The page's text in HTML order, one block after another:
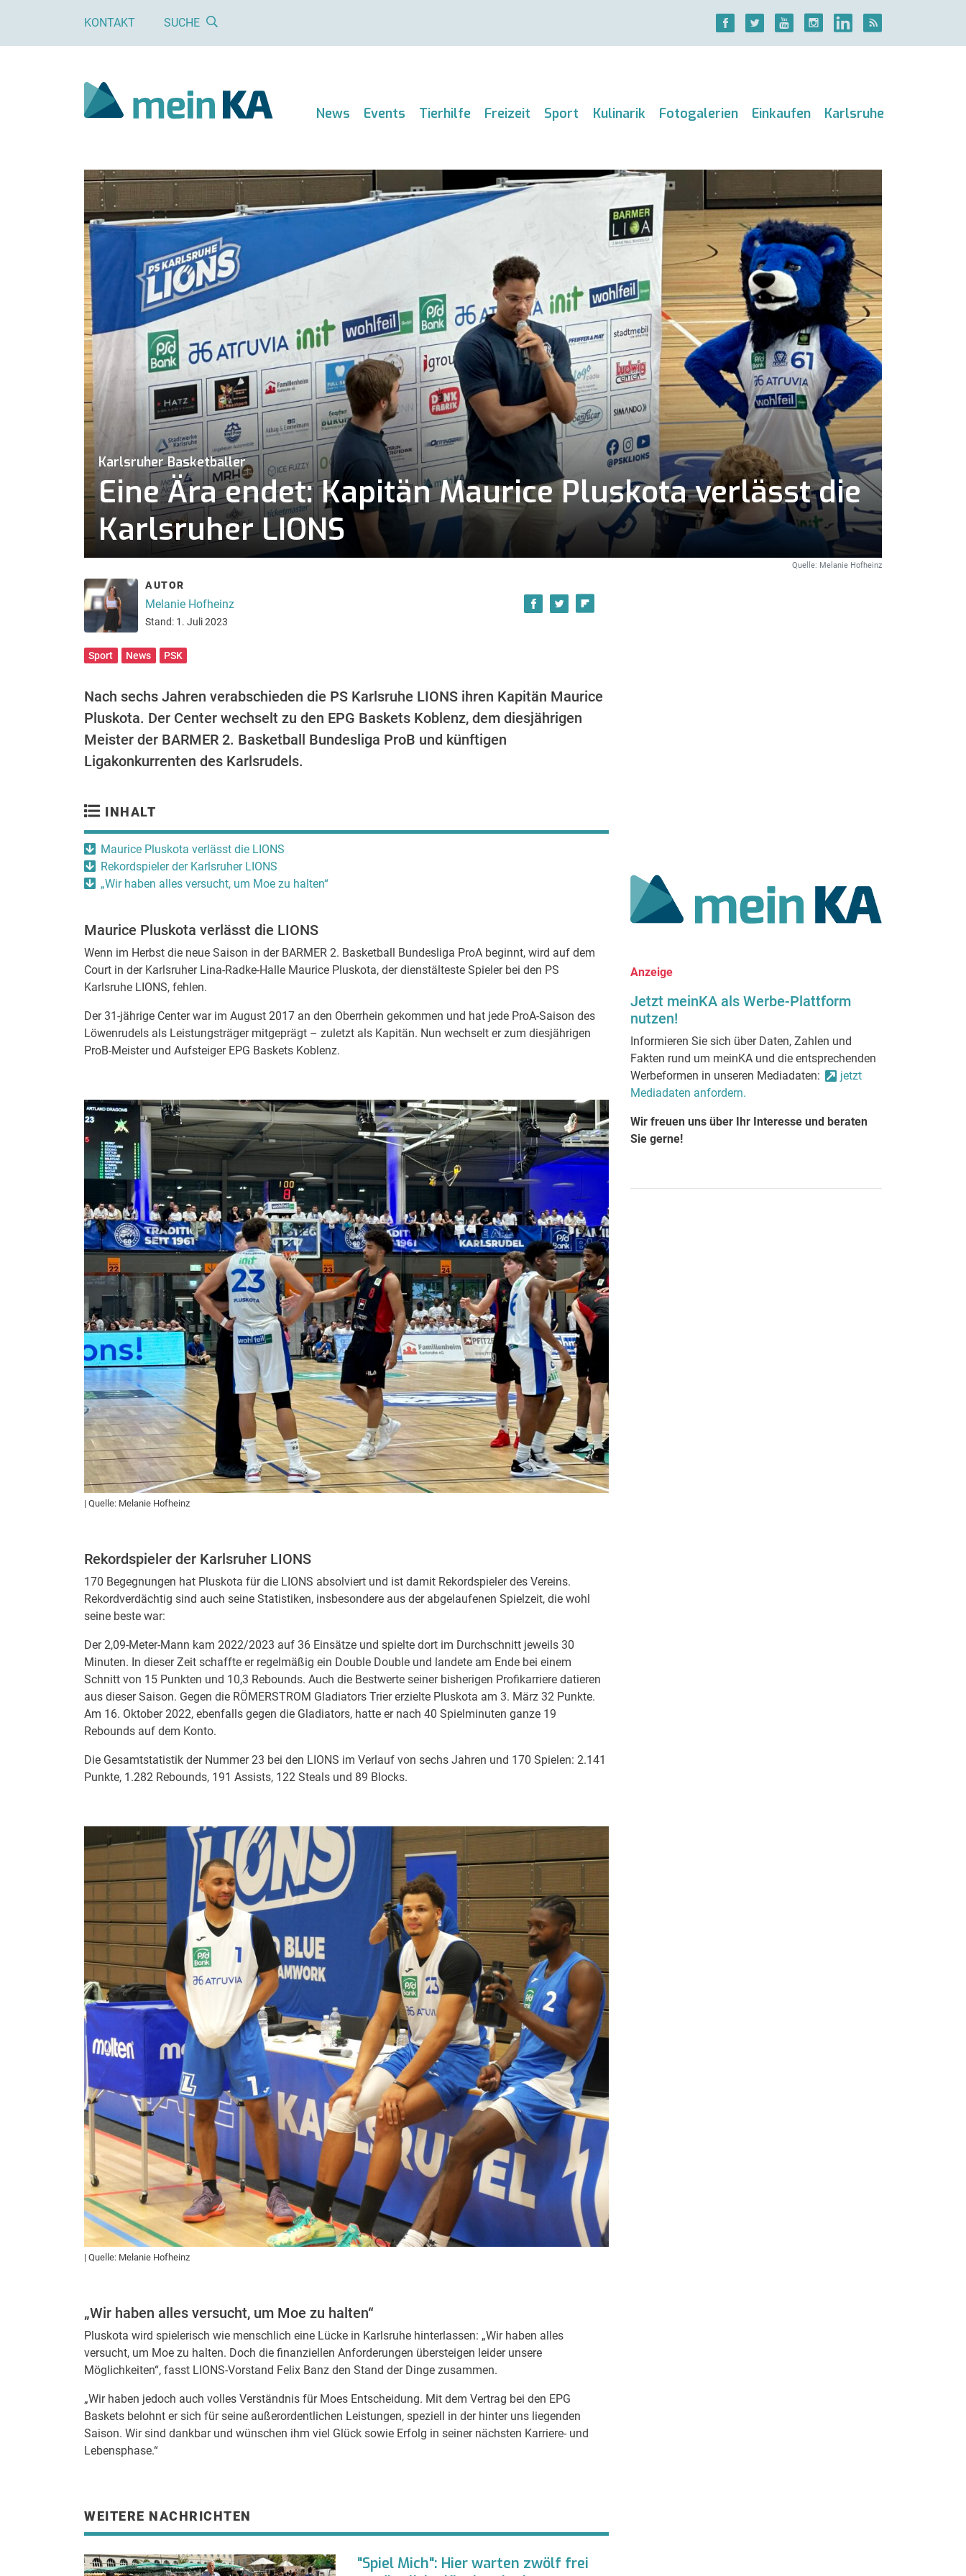
KONTAKT SUCHE
News Events Tierhilfe Freizeit Sport Kulinarik Fotogalerien Einkaufen Karlsruhe
Karlsruher Basketballer
Eine Ära endet: Kapitän Maurice Pluskota verlässt die
Karlsruher LIONS
Quelle: Melanie Hofheinz
AUTOR
Melanie Hofheinz
Stand: 1. Juli 2023
Sport News PSK
Nach sechs Jahren verabschieden die PS Karlsruhe LIONS ihren Kapitän Maurice
Pluskota. Der Center wechselt zu den EPG Baskets Koblenz, dem diesjährigen
Meister der BARMER 2. Basketball Bundesliga ProB und künftigen
Ligakonkurrenten des Karlsrudels.
INHALT
Maurice Pluskota verlässt die LIONS
Rekordspieler der Karlsruher LIONS
„Wir haben alles versucht, um Moe zu halten“
Maurice Pluskota verlässt die LIONS
Wenn im Herbst die neue Saison in der BARMER 2. Basketball Bundesliga ProA beginnt, wird auf dem
Court in der Karlsruher Lina-Radke-Halle Maurice Pluskota, der dienstälteste Spieler bei den PS
Karlsruhe LIONS, fehlen.
Der 31-jährige Center war im August 2017 an den Oberrhein gekommen und hat jede ProA-Saison des
Löwenrudels als Leistungsträger mitgeprägt – zuletzt als Kapitän. Nun wechselt er zum diesjährigen
ProB-Meister und Aufsteiger EPG Baskets Koblenz.
| Quelle: Melanie Hofheinz
Rekordspieler der Karlsruher LIONS
170 Begegnungen hat Pluskota für die LIONS absolviert und ist damit Rekordspieler des Vereins.
Rekordverdächtig sind auch seine Statistiken, insbesondere aus der abgelaufenen Spielzeit, die wohl
seine beste war:
Der 2,09-Meter-Mann kam 2022/2023 auf 36 Einsätze und spielte dort im Durchschnitt jeweils 30
Minuten. In dieser Zeit schaffte er regelmäßig ein Double Double und landete am Ende bei einem
Schnitt von 15 Punkten und 10,3 Rebounds. Auch die Bestwerte seiner bisherigen Profikarriere datieren
aus dieser Saison. Gegen die RÖMERSTROM Gladiators Trier erzielte Pluskota am 3. März 32 Punkte.
Am 16. Oktober 2022, ebenfalls gegen die Gladiators, hatte er nach 40 Spielminuten ganze 19
Rebounds auf dem Konto.
Die Gesamtstatistik der Nummer 23 bei den LIONS im Verlauf von sechs Jahren und 170 Spielen: 2.141
Punkte, 1.282 Rebounds, 191 Assists, 122 Steals und 89 Blocks.
| Quelle: Melanie Hofheinz
„Wir haben alles versucht, um Moe zu halten“
Pluskota wird spielerisch wie menschlich eine Lücke in Karlsruhe hinterlassen: „Wir haben alles
versucht, um Moe zu halten. Doch die finanziellen Anforderungen übersteigen leider unsere
Möglichkeiten“, fasst LIONS-Vorstand Felix Banz den Stand der Dinge zusammen.
„Wir haben jedoch auch volles Verständnis für Moes Entscheidung. Mit dem Vertrag bei den EPG
Baskets belohnt er sich für seine außerordentlichen Leistungen, speziell in der hinter uns liegenden
Saison. Wir sind dankbar und wünschen ihm viel Glück sowie Erfolg in seiner nächsten Karriere- und
Lebensphase.“
WEITERE NACHRICHTEN
"Spiel Mich": Hier warten zwölf frei
Anzeige
Jetzt meinKA als Werbe-Plattform
nutzen!
Informieren Sie sich über Daten, Zahlen und
Fakten rund um meinKA und die entsprechenden
Werbeformen in unseren Mediadaten:
jetzt
Mediadaten anfordern.
Wir freuen uns über Ihr Interesse und beraten
Sie gerne!